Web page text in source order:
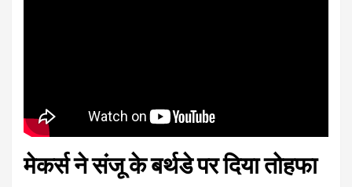
मेकर्स ने संजू के बर्थडे पर दिया तोहफा